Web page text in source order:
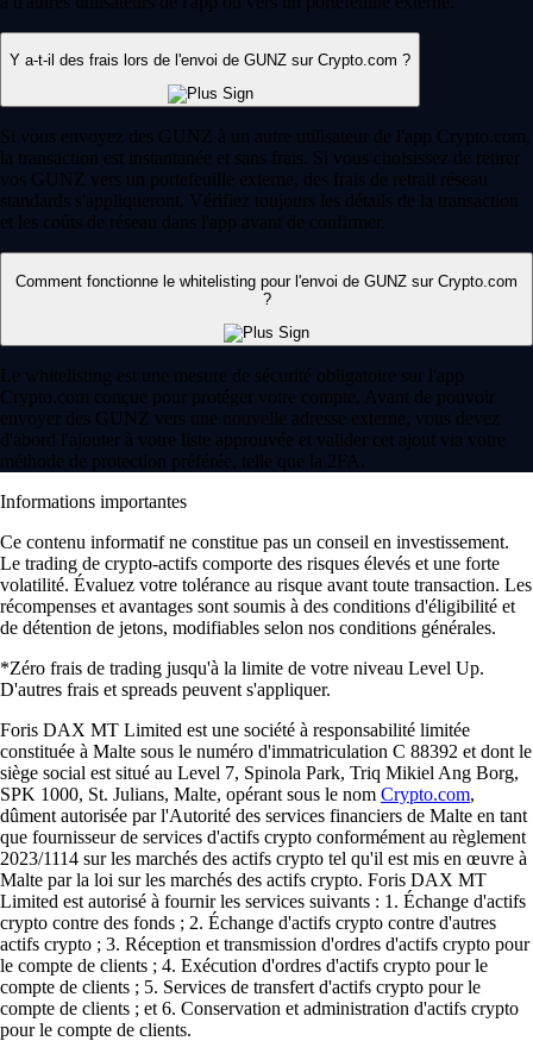
Y a-t-il des frais lors de l'envoi de GUNZ sur Crypto.com ?
Si vous envoyez des GUNZ à un autre utilisateur de l'app Crypto.com,
la transaction est instantanée et sans frais. Si vous choisissez de retirer
vos GUNZ vers un portefeuille externe, des frais de retrait réseau
standards s'appliqueront. Vérifiez toujours les détails de la transaction
et les coûts de réseau dans l'app avant de confirmer.
Comment fonctionne le whitelisting pour l'envoi de GUNZ sur Crypto.com
?
Le whitelisting est une mesure de sécurité obligatoire sur l'app
Crypto.com conçue pour protéger votre compte. Avant de pouvoir
envoyer des GUNZ vers une nouvelle adresse externe, vous devez
d'abord l'ajouter à votre liste approuvée et valider cet ajout via votre
méthode de protection préférée, telle que la 2FA.
Informations importantes
Ce contenu informatif ne constitue pas un conseil en investissement.
Le trading de crypto-actifs comporte des risques élevés et une forte
volatilité. Évaluez votre tolérance au risque avant toute transaction. Les
récompenses et avantages sont soumis à des conditions d'éligibilité et
de détention de jetons, modifiables selon nos conditions générales.
*Zéro frais de trading jusqu'à la limite de votre niveau Level Up.
D'autres frais et spreads peuvent s'appliquer.
Foris DAX MT Limited est une société à responsabilité limitée
constituée à Malte sous le numéro d'immatriculation C 88392 et dont le
siège social est situé au Level 7, Spinola Park, Triq Mikiel Ang Borg,
SPK 1000, St. Julians, Malte, opérant sous le nom Crypto.com,
dûment autorisée par l'Autorité des services financiers de Malte en tant
que fournisseur de services d'actifs crypto conformément au règlement
2023/1114 sur les marchés des actifs crypto tel qu'il est mis en œuvre à
Malte par la loi sur les marchés des actifs crypto. Foris DAX MT
Limited est autorisé à fournir les services suivants : 1. Échange d'actifs
crypto contre des fonds ; 2. Échange d'actifs crypto contre d'autres
actifs crypto ; 3. Réception et transmission d'ordres d'actifs crypto pour
le compte de clients ; 4. Exécution d'ordres d'actifs crypto pour le
compte de clients ; 5. Services de transfert d'actifs crypto pour le
compte de clients ; et 6. Conservation et administration d'actifs crypto
pour le compte de clients.